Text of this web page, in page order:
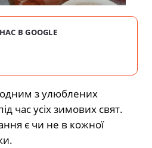
В GOOGLE
з улюблених
час усіх зимових свят.
є чи не в кожної